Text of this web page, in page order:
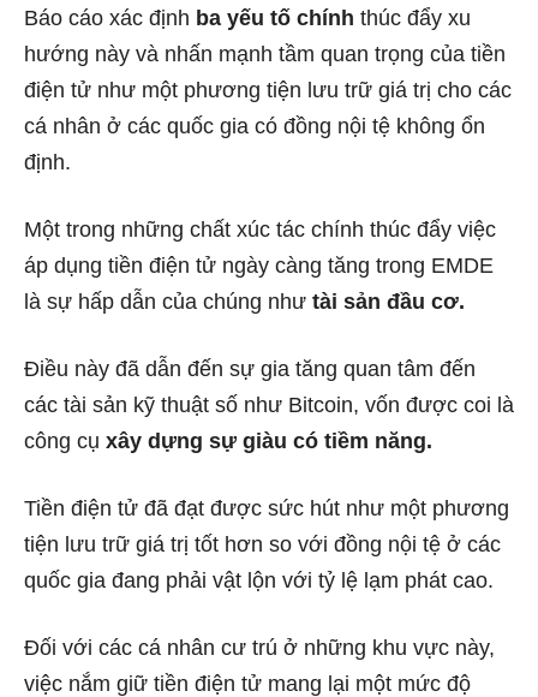
Báo cáo xác định ba yếu tố chính thúc đẩy xu
hướng này và nhấn mạnh tầm quan trọng của tiền
điện tử như một phương tiện lưu trữ giá trị cho các
cá nhân ở các quốc gia có đồng nội tệ không ổn
định.
Một trong những chất xúc tác chính thúc đẩy việc
áp dụng tiền điện tử ngày càng tăng trong EMDE
là sự hấp dẫn của chúng như tài sản đầu cơ.
Điều này đã dẫn đến sự gia tăng quan tâm đến
các tài sản kỹ thuật số như Bitcoin, vốn được coi là
công cụ xây dựng sự giàu có tiềm năng.
Tiền điện tử đã đạt được sức hút như một phương
tiện lưu trữ giá trị tốt hơn so với đồng nội tệ ở các
quốc gia đang phải vật lộn với tỷ lệ lạm phát cao.
Đối với các cá nhân cư trú ở những khu vực này,
việc nắm giữ tiền điện tử mang lại một mức độ